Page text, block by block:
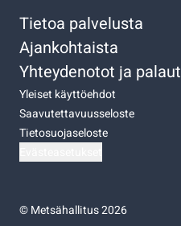
Tietoa palvelusta
Ajankohtaista
Yhteydenotot ja
Yleiset käyttöehdot
Saavutettavuusseloste
Tietosuojaseloste
©Metsähallitus 2026